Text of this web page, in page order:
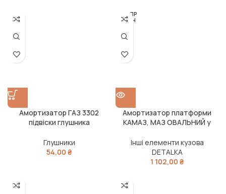
Амортизатор ГАЗ 3302
підвіски глушника
Глушники
54,00 ₴
РОЗПР
ОДАН
Амортизатор платформи
КАМАЗ, МАЗ ОВАЛЬНИЙ у
Інші елементи кузова
DETALKA
1 102,00 ₴